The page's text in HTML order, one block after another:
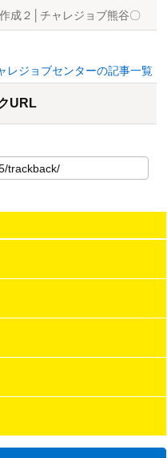
成２│チャレジョブ熊谷〇
レジョブセンターの記事一覧
URL